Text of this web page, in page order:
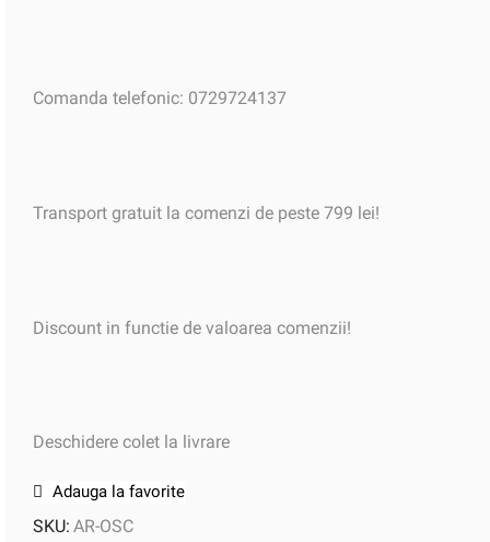
Comanda telefonic: 0729724137
Transport gratuit la comenzi de peste 799 lei!
Discount in functie de valoarea comenzii!
Deschidere colet la livrare
Adauga la favorite
SKU: AR-OSC